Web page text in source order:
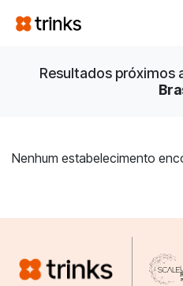
Resultados próximos
Nenhum estabelecimento